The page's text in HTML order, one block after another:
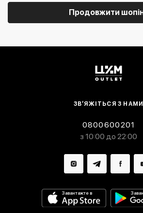
Продовжити
ЗВ’ЯЖІТЬСЯ З НАМИ
0800600201
з 10:00 до 22:00
Завантажте в